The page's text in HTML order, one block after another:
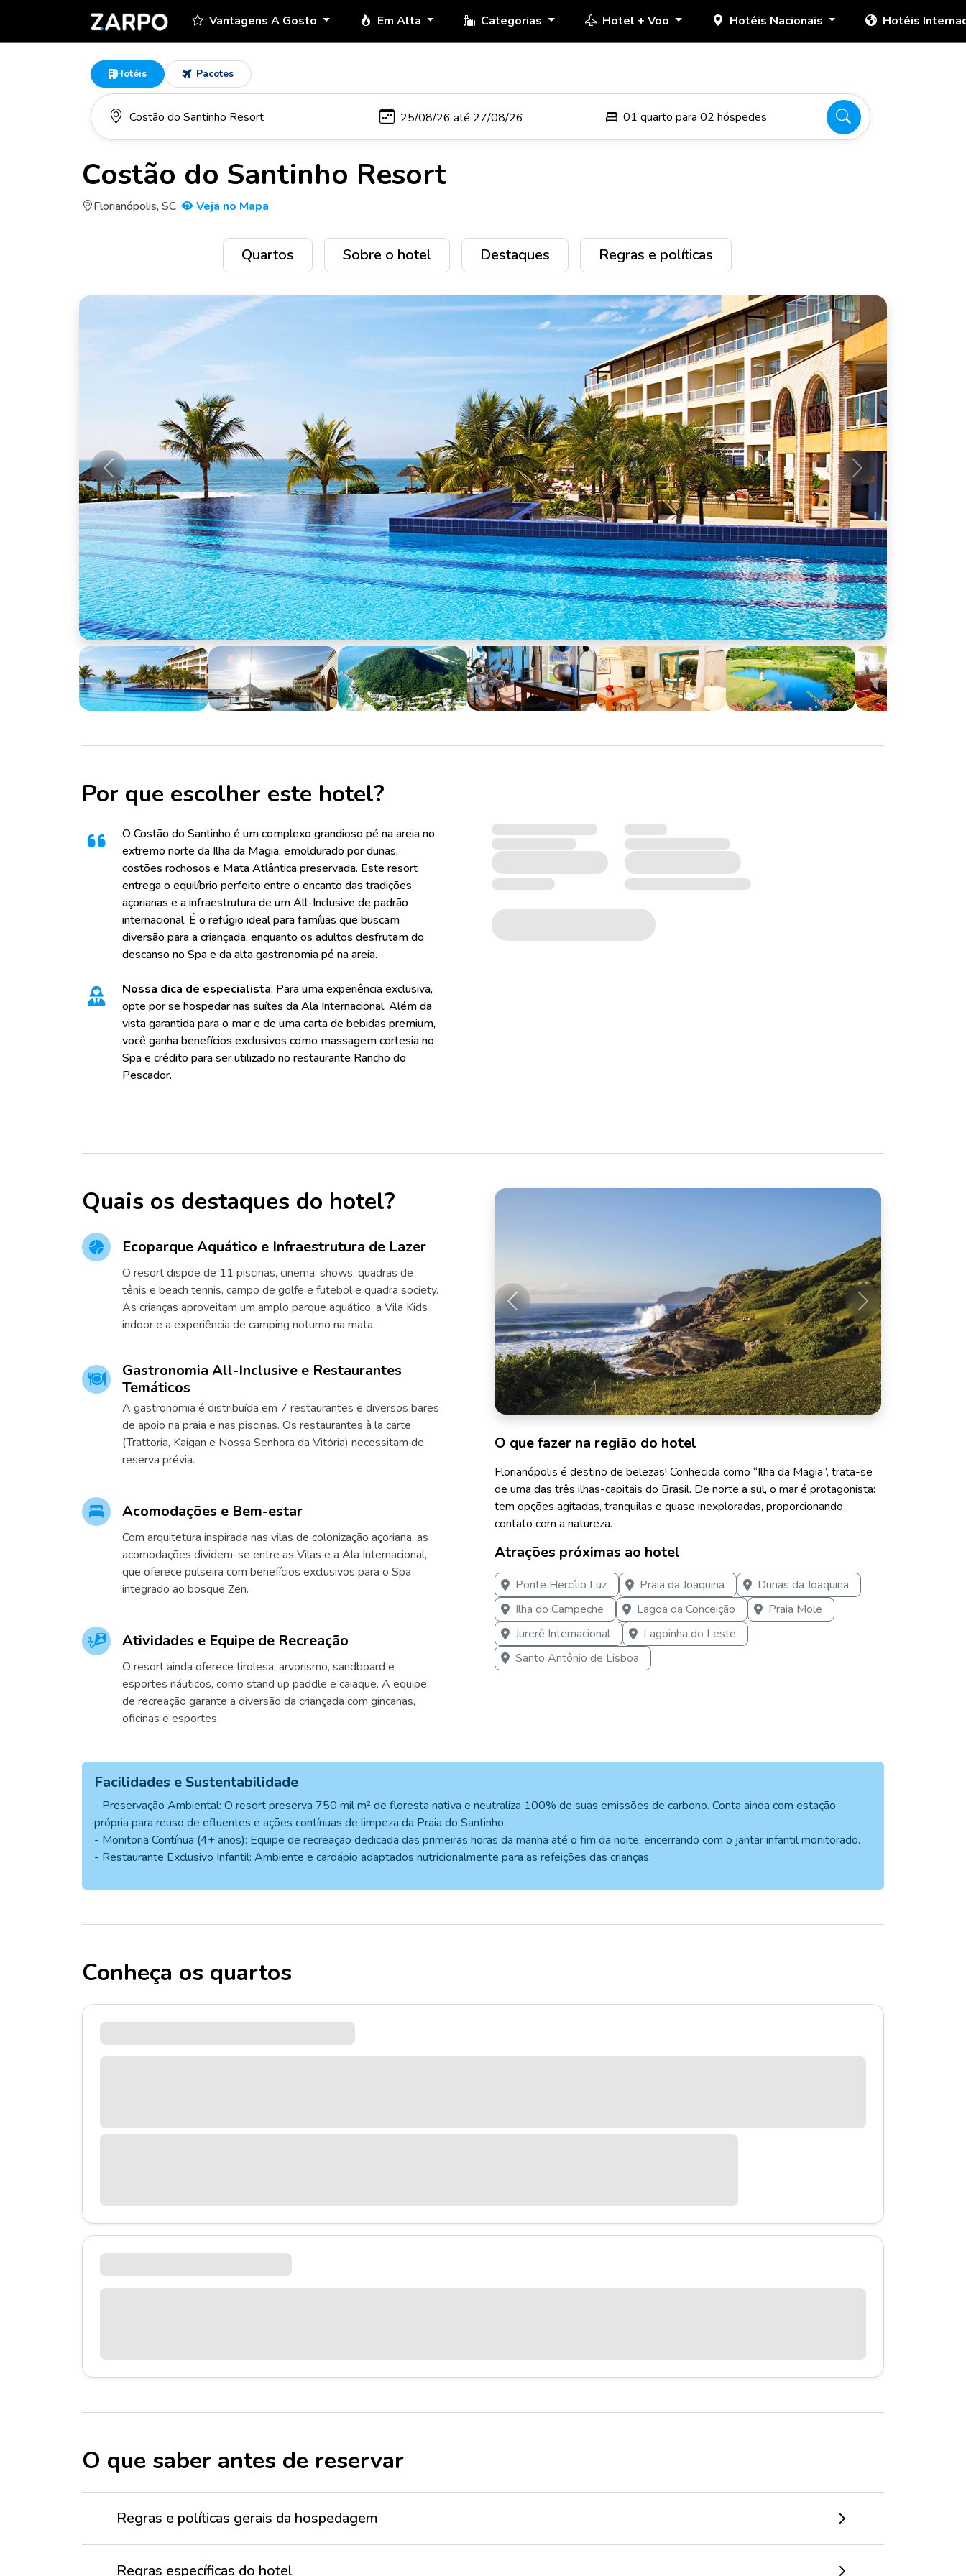
Vantagens A Gosto Em Alta Categorias Hotel + Voo Hotéis Nacionais Hotéis
Hotéis Pacotes
01 quarto para 02 hóspedes
Costão do Santinho Resort
Florianópolis, SC Veja no Mapa
Quartos Sobre o hotel Destaques Regras e políticas
Anterior Próximo
Por que escolher este hotel?
O Costão do Santinho é um complexo grandioso pé na areia no
extremo norte da Ilha da Magia, emoldurado por dunas,
costões rochosos e Mata Atlântica preservada. Este resort
entrega o equilíbrio perfeito entre o encanto das tradições
açorianas e a infraestrutura de um All-Inclusive de padrão
internacional. É o refúgio ideal para famílias que buscam
diversão para a criançada, enquanto os adultos desfrutam do
descanso no Spa e da alta gastronomia pé na areia.
Nossa dica de especialista: Para uma experiência exclusiva,
opte por se hospedar nas suítes da Ala Internacional. Além da
vista garantida para o mar e de uma carta de bebidas premium,
você ganha benefícios exclusivos como massagem cortesia no
Spa e crédito para ser utilizado no restaurante Rancho do
Pescador.
Quais os destaques do hotel?
Ecoparque Aquático e Infraestrutura de Lazer
O resort dispõe de 11 piscinas, cinema, shows, quadras de
tênis e beach tennis, campo de golfe e futebol e quadra society.
As crianças aproveitam um amplo parque aquático, a Vila Kids
indoor e a experiência de camping noturno na mata.
Gastronomia All-Inclusive e Restaurantes
Temáticos
A gastronomia é distribuída em 7 restaurantes e diversos bares
de apoio na praia e nas piscinas. Os restaurantes à la carte
(Trattoria, Kaigan e Nossa Senhora da Vitória) necessitam de
reserva prévia.
Acomodações e Bem-estar
Com arquitetura inspirada nas vilas de colonização açoriana, as
acomodações dividem-se entre as Vilas e a Ala Internacional,
que oferece pulseira com benefícios exclusivos para o Spa
integrado ao bosque Zen.
Atividades e Equipe de Recreação
O resort ainda oferece tirolesa, arvorismo, sandboard e
esportes náuticos, como stand up paddle e caiaque. A equipe
de recreação garante a diversão da criançada com gincanas,
oficinas e esportes.
O que fazer na região do hotel
Anterior Próximo
Florianópolis é destino de belezas! Conhecida como “Ilha da Magia”, trata-se
de uma das três ilhas-capitais do Brasil. De norte a sul, o mar é protagonista:
tem opções agitadas, tranquilas e quase inexploradas, proporcionando
contato com a natureza.
Atrações próximas ao hotel
Ponte Hercílio Luz Praia da Joaquina
Dunas da Joaquina
Ilha do Campeche
Lagoa da Conceição
Praia Mole
Jurerê Internacional
Lagoinha do Leste
Santo Antônio de Lisboa
Facilidades e Sustentabilidade
- Preservação Ambiental: O resort preserva 750 mil m² de floresta nativa e neutraliza 100% de suas emissões de carbono. Conta ainda com estação
própria para reuso de efluentes e ações contínuas de limpeza da Praia do Santinho.
- Monitoria Contínua (4+ anos): Equipe de recreação dedicada das primeiras horas da manhã até o fim da noite, encerrando com o jantar infantil monitorado.
- Restaurante Exclusivo Infantil: Ambiente e cardápio adaptados nutricionalmente para as refeições das crianças.
Conheça os quartos
O que saber antes de reservar
Regras e políticas gerais da hospedagem
Regras específicas do hotel